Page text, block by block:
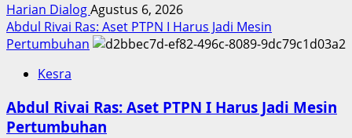
Harian DialogAgustus 6, 2026
Abdul Rivai Ras: Aset PTPN I Harus Jadi Mesin
Pertumbuhan
Kesra
Abdul Rivai Ras: Aset PTPN I Harus Jadi Mesin
Pertumbuhan